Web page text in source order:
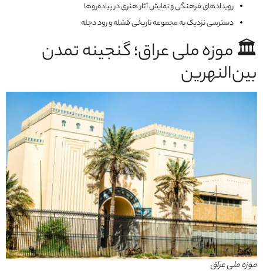
رویدادهای فرهنگی و نمایش آثار هنری در پیاده‌روها
دسترسی نزدیک به مجموعه تاریخی قشله و رود دجله
🏛️ موزه ملی عراق؛ گنجینه تمدن‌
بین‌النهرین
موزه ملی عراق